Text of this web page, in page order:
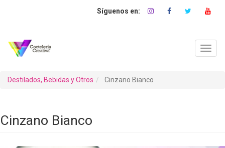
Destilados, Bebidas y Otros Cinzano Bianco
Cinzano Bianco